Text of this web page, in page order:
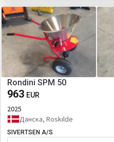
Rondini SPM 50
963 EUR
2025
Данска, Roskilde
SIVERTSEN A/S